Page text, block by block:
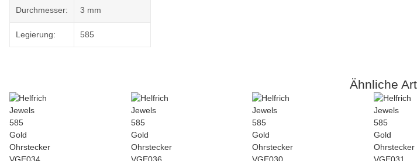
Durchmesser: 3 mm
Legierung: 585
Ähnliche